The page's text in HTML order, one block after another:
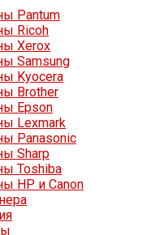
Pantum
Ricoh
Xerox
Samsung
Kyocera
Brother
Epson
Lexmark
Panasonic
Sharp
Toshiba
HP и Canon